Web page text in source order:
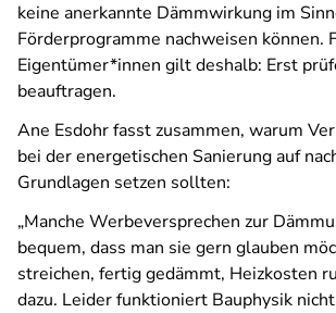
keine anerkannte Dämmwirkung im
Förderprogramme nachweisen können.
Eigentümer*innen gilt deshalb: Erst
beauftragen.
Ane Esdohr fasst zusammen, warum
bei der energetischen Sanierung auf
Grundlagen setzen sollten:
„Manche Werbeversprechen zur
bequem, dass man sie gern glauben
streichen, fertig gedämmt, Heizkosten
dazu. Leider funktioniert Bauphysik